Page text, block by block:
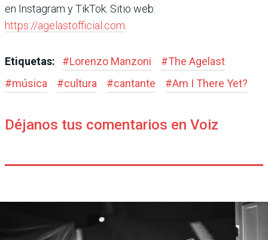
en Instagram y TikTok. Sitio web:
https://agelastofficial.com
Etiquetas: #Lorenzo Manzoni #The Agelast
#música #cultura #cantante #Am I There Yet?
Déjanos tus comentarios en Voiz